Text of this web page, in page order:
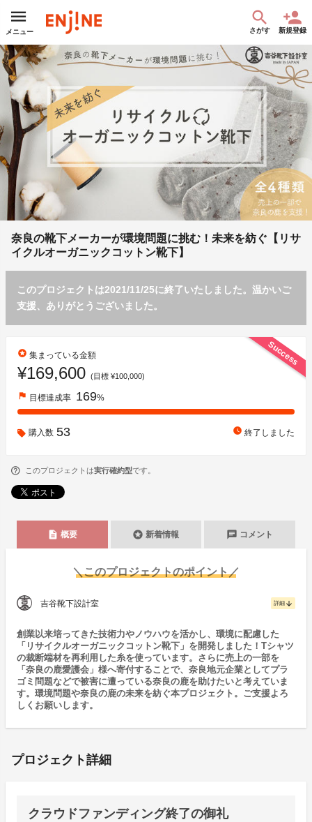
メニュー さがす 新規登録
奈良の靴下メーカーが環境問題に挑む！未来を紡ぐ【リサ
イクルオーガニックコットン靴下】
このプロジェクトは2021/11/25に終了いたしました。温かいご
支援、ありがとうございました。
Success
stars 集まっている金額
¥169,600 (目標 ¥100,000)
flag 目標達成率 169%
購入数 53 watch_later 終了しました
このプロジェクトは実行確約型です。
description 概要 stars 新着情報 chat コメント
＼このプロジェクトのポイント／
吉谷靴下設計室 詳細 arrow_downward
創業以来培ってきた技術力やノウハウを活かし、環境に配慮した
「リサイクルオーガニックコットン靴下」を開発しました！Tシャツ
の裁断端材を再利用した糸を使っています。さらに売上の一部を
「奈良の鹿愛護会」様へ寄付することで、奈良地元企業としてプラ
ゴミ問題などで被害に遭っている奈良の鹿を助けたいと考えていま
す。環境問題や奈良の鹿の未来を紡ぐ本プロジェクト。ご支援よろ
しくお願いします。
プロジェクト詳細
クラウドファンディング終了の御礼